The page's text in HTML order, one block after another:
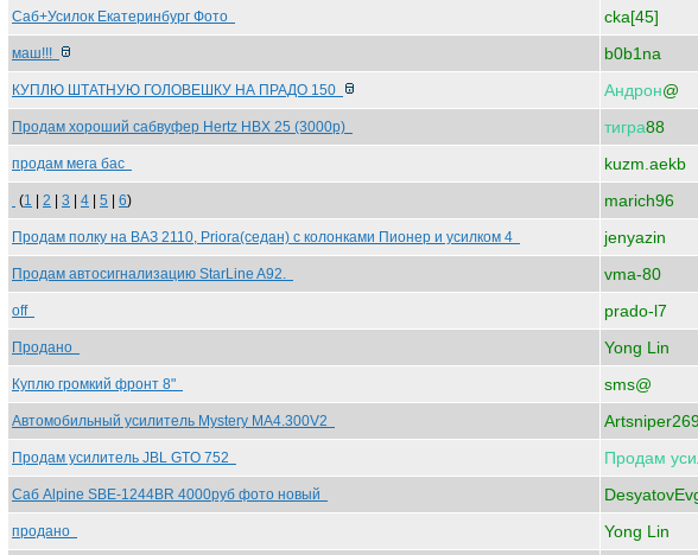
Саб+Усилок Екатеринбург Фото cka[45]
маш!!! b0b1na
КУПЛЮ ШТАТНУЮ ГОЛОВЕШКУ НА ПРАДО 150 Андрон@
Продам хороший сабвуфер Hertz HBX 25 (3000р) тигра88
продам мега бас kuzm.aekb
(1 2 3 4 5 6) marich96
Продам полку на ВАЗ 2110, Priora(седан) с колонками Пионер и усилком 4 jenyazin
Продам автосигнализацию StarLine A92. vma-80
off prado-l7
Продано Yong Lin
Куплю громкий фронт 8" sms@
Автомобильный усилитель Mystery MA4.300V2
Продам усилитель JBL GTO 752 Продам
Саб Alpine SBE-1244BR 4000руб фото новый
продано Yong Lin